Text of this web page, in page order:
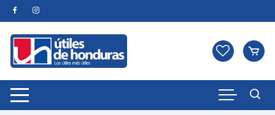
Skip
to
content